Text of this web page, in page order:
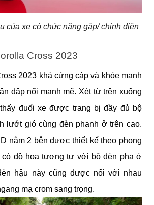
của xe có chức năng gập/ chỉnh điện
Cross 2023
2023 khá cứng cáp và khỏe mạnh
dập nổi mạnh mẽ. Xét từ trên xuống
đuối xe được trang bị đầy đủ bộ
lướt gió cùng đèn phanh ở trên cao.
nằm 2 bên được thiết kế theo phong
có đồ họa tương tự với bộ đèn pha ở
hậu này cũng được nối với nhau
mạ crom sang trọng.